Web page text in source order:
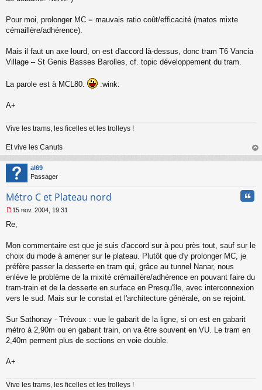
g
n
o
u
Pour moi, prolonger MC = mauvais ratio coût/efficacité (matos mixte
cémaillère/adhérence).
Mais il faut un axe lourd, on est d'accord là-dessus, donc tram T6 Vancia
Village – St Genis Basses Barolles, cf. topic développement du tram.
La parole est à MCL80. :wink:
A+
Vive les trams, les ficelles et les trolleys !
Et vive les Canuts
au
al69
Passager
Métro C et Plateau nord
e
s
g
e
n
o
n
15 nov. 2004, 19:31
Re,
Mon commentaire est que je suis d'accord sur à peu près tout, sauf sur le
choix du mode à amener sur le plateau. Plutôt que d'y prolonger MC, je
préfère passer la desserte en tram qui, grâce au tunnel Nanar, nous
enlève le problème de la mixité crémaillère/adhérence en pouvant faire du
tram-train et de la desserte en surface en Presqu'île, avec interconnexion
vers le sud. Mais sur le constat et l'architecture générale, on se rejoint.
Sur Sathonay - Trévoux : vue le gabarit de la ligne, si on est en gabarit
métro à 2,90m ou en gabarit train, on va être souvent en VU. Le tram en
2,40m perment plus de sections en voie double.
A+
Vive les trams, les ficelles et les trolleys !